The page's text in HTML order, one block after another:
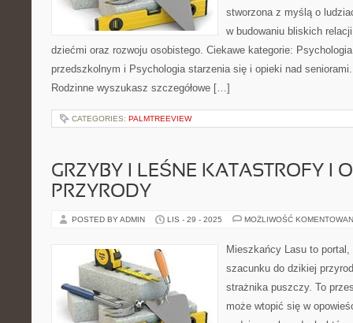
stworzona z myślą o
w budowaniu bliskich
dziećmi oraz rozwoju osobistego. Ciekawe kategorie:
przedszkolnym i Psychologia starzenia się i opieki nad
Rodzinne wyszukasz szczegółowe […]
CATEGORIES: PALMTREEVIEW
GRZYBY I LEŚNE KATASTROFY I
PRZYRODY
POSTED BY ADMIN LIS - 29 - 2025 MOŻLIWOŚĆ
Mieszkańcy Lasu to portal,
szacunku do dzikiej
strażnika puszczy. To
może wtopić się w